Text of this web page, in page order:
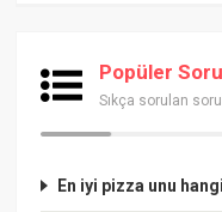
Popüler
Sıkça sorulan
En iyi pizza unu